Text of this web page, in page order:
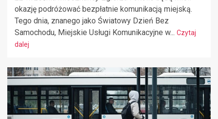
okazję podróżować bezpłatnie komunikacją miejską.
Tego dnia, znanego jako Światowy Dzień Bez
Samochodu, Miejskie Usługi Komunikacyjne w... Czytaj
dalej